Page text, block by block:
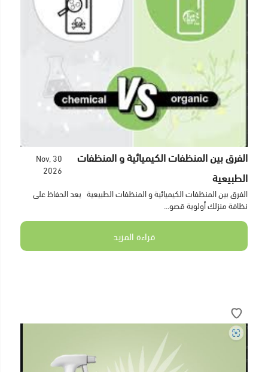
الفرق بين المنظفات الكيميائية و المنظفات
الطبيعية
30 Nov,
2026
الفرق بين المنظفات الكيميائية و المنظفات الطبيعية يعد الحفاظ على
نظافة منزلك أولوية قصو...
قراءة المزيد